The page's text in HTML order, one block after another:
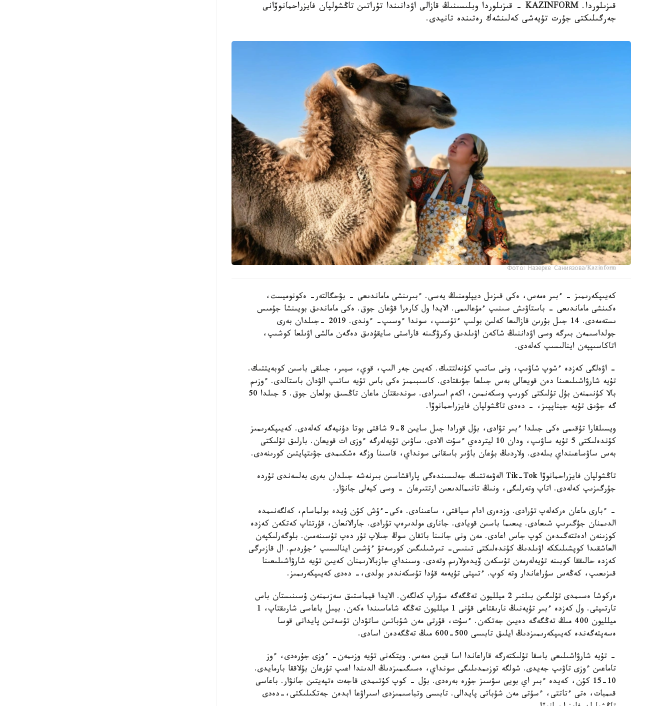
قىزىلوردا. KAZINFORM - قىزىلوردا وبلىسىنىڭ قازالى اۋدانىندا تۇراتىن تاڭشولپان فايزراحمانوۆانى
جەرگىلىكتى جۇرت تۇيەشى كەلىنشەك رەتىندە تانيدى.
Фото: Назерке Саниязова/Kazinform
كەيىپكەرىمىز - ءبىر ەمەس، ەكى قىزىل ديپلومنىڭ يەسى. ءبىرىنشى ماماندىعى - بۋحگالتەر- ەكونوميست،
ەكىنشى ماماندىعى - باستاۋىش سىنىپ ءمۇعالىمى. الايدا ول كارەرا قۋعان جوق. ەكى ماماندىق بويىنشا جۇمىس
ىستەمەدى. 14 جىل بۇرىن قازالىعا كەلىن بولىپ ءتۇسىپ، سوندا ءوسىپ- ءوندى. 2019 -جىلدان بەرى
جولداسىمەن بىرگە وسى اۋداننىڭ شاكەن اۋىلدىق وكرۋگىنە قاراستى سايقۇدىق دەگەن مالشى اۋىلعا كوشىپ،
اتاكاسىپپەن اينالىسىپ كەلەدى.
- اۋەلگى كەزدە ءشوپ شاۋىپ، ونى ساتىپ كۇنەلتتىك. كەيىن جەر الىپ، قوي، سيىر، جىلقى باسىن كوبەيتتىك.
تۇيە شارۋاشىلىعىنا دەن قويعالى بەس جىلعا جۋىقتادى. كاسىبىمىز ەكى باس تۇيە ساتىپ الۋدان باستالدى. ءوزىم
بالا كۇنىمنەن بۇل تۇلىكتى كورىپ وسكەنمىن، اكەم اسىرادى. سوندىقتان ماعان تاڭسىق بولعان جوق. 5 جىلدا 50
گە جۋىق تۇيە جيناپپىز، - دەدى تاڭشولپان فايزراحمانوۆا.
ويسىلقارا تۇقىمى ەكى جىلدا ءبىر تۋادى، بۇل قورادا جىل سايىن 8-9 شاقتى بوتا دۇنيەگە كەلەدى. كەيىپكەرىمىز
كۇندەلىكتى 5 تۇيە ساۋىپ، ودان 10 ليتردەي ءسۇت الادى. ساۋىن تۇيەلەرگە ءوزى ات قويعان. بارلىق تۇلىكتى
بەس ساۋساعىنداي بىلەدى. ولاردىڭ بۇعان باۋىر باسقانى سونداي، قاسىنا وزگە ەشكىمدى جۋىتپايتىن كورىنەدى.
تاڭشولپان فايزراحمانوۆا Tik-Tok الەۋمەتتىك جەلىسىندەگى پاراقشاسىن بىرنەشە جىلدان بەرى بەلسەندى تۇردە
جۇرگىزىپ كەلەدى. اتاپ وتەرلىگى، ونىڭ تانىمالدىعىن ارتتىرعان - وسى كيەلى جانۋار.
- ءبارى ماعان ەركەلەپ تۇرادى. وزدەرى ادام سياقتى، ساعىنادى. ەكى-ءۇش كۇن ۇيدە بولماسام، كەلگەنىمدە
الدىمنان جۇگىرىپ شىعادى. يىعىما باسىن قويادى. جانارى مولدىرەپ تۇرادى. جارالانعان، قۇرتتاپ كەتكەن كەزدە
كوزىنەن ادەتتەگىدەن كوپ جاس اعادى. مەن ونى جانىنا باتقان سوڭ جىلاپ تۇر دەپ تۇسىنەمىن. بلوگەرلىكپەن
العاشقىدا كوپشىلىككە اۋىلدىڭ كۇندەلىكتى تىنىس- تىرشىلىگىن كورسەتۋ ءۇشىن اينالىسىپ ءجۇردىم. ال قازىرگى
كەزدە حالىققا كوبىنە تۇيەلەرمەن تۇسكەن ۆيدەولارىم وتەدى. وسىنداي جازبالارىمنان كەيىن تۇيە شارۋاشىلىعىنا
قىزىعىپ، كەڭەس سۇراعاندار وتە كوپ. ءتىپتى تۇيەمە قۇدا تۇسكەندەر بولدى،- دەدى كەيىپكەرىمىز.
ەركوشا ەسىمدى تۇلىگىن بىلتىر 2 ميلليون تەڭگەگە سۇراپ كەلگەن. الايدا قيماستىق سەزىمنەن ۇسىنىستان باس
تارتىپتى. ول كەزدە ءبىر تۇيەنىڭ نارىقتاعى قۇنى 1 ميلليون تەڭگە شاماسىندا ەكەن. بيىل باعاسى شارىقتاپ، 1
ميلليون 400 مىڭ تەڭگەگە دەيىن جەتكەن. ءسۇت، قۇرتى مەن شۇباتىن ساتۋدان تۇسەتىن پايدانى قوسا
ەسەپتەگەندە كەيىپكەرىمىزدىڭ ايلىق تابىسى 500-600 مىڭ تەڭگەدەن اسادى.
- تۇيە شارۋاشىلىعى باسقا تۇلىكتەرگە قاراعاندا اسا قيىن ەمەس. ويتكەنى تۇيە وزىمەن- ءوزى جۇرەدى، ءوز
تاماعىن ءوزى تاۋىپ جەيدى. شولگە توزىمدىلىگى سونداي، ەسىگىمىزدىڭ الدىندا اعىپ تۇرعان بۇلاققا بارمايدى.
10-15 كۇن، كەيدە ءبىر اي بويى سۋسىز جۇرە بەرەدى. بۇل - كوپ كۇتىمدى قاجەت ەتپەيتىن جانۋار. باعاسى
قىمبات، ەتى ءتاتتى، ءسۇتى مەن شۇباتى پايدالى. تابىسى وتباسىمىزدى اسىراۋعا ابدەن جەتكىلىكتى،-دەدى